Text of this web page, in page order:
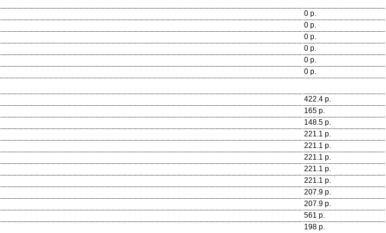
0 р.
0 р.
0 р.
0 р.
0 р.
0 р.
422.4 р.
165 р.
148.5 р.
221.1 р.
221.1 р.
221.1 р.
221.1 р.
221.1 р.
207.9 р.
207.9 р.
561 р.
198 р.